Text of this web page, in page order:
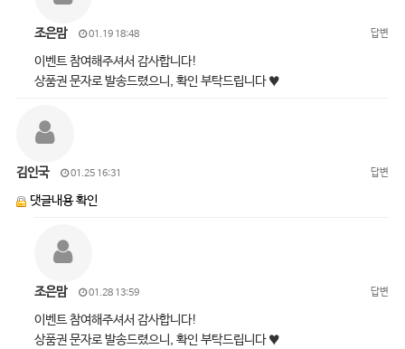
조은맘 01.19 18:48 답변
이벤트 참여해주셔서 감사합니다!
상품권 문자로 발송드렸으니, 확인 부탁드립니다 ♥
김인국 01.25 16:31 답변
댓글내용 확인
조은맘 01.28 13:59 답변
이벤트 참여해주셔서 감사합니다!
상품권 문자로 발송드렸으니, 확인 부탁드립니다 ♥